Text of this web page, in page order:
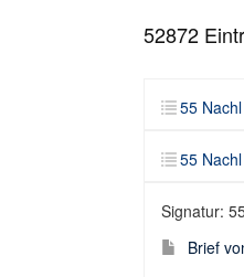
52872
55
55
Signatur:
Brief